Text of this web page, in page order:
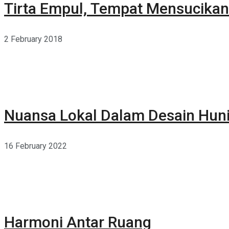
Tirta Empul, Tempat
2 February 2018
Nuansa Lokal Dalam Desain
16 February 2022
Harmoni Antar Ruang